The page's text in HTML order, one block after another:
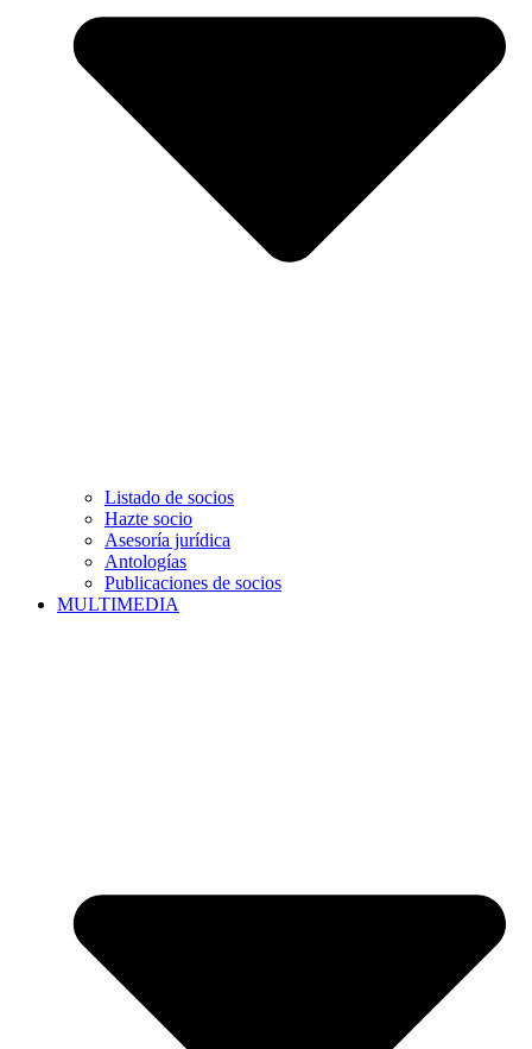
Listado de socios
Hazte socio
Asesoría jurídica
Antologías
Publicaciones de socios
MULTIMEDIA